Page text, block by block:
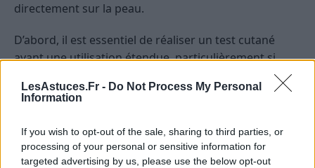
LesAstuces.Fr - Do Not Process My Personal
Information
If you wish to opt-out of the sale, sharing to third parties, or
processing of your personal or sensitive information for
targeted advertising by us, please use the below opt-out
directement sur la peau.
D’abord, il est essentiel de réaliser un test cutané
avant une utilisation étendue, particulièrement si
vous avez une peau sensible. Appliquez une petite
quantité de baume sur une zone limitée de la peau
irritations. En cas de réaction indésirable, cessez
immédiatement l’utilisation.